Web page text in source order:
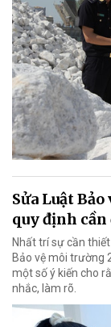
Sửa Luật
quy định
Nhất trí sự cần
Bảo vệ môi trường
một số ý kiến cho
nhắc, làm rõ.